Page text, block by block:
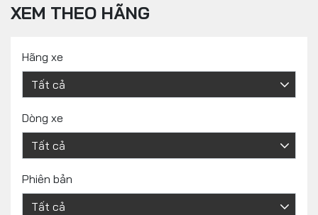
XEM THEO HÃNG
Hãng xe
Dòng xe
Phiên bản